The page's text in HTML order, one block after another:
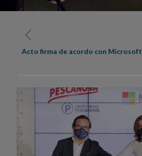
Acto firma de acordo con Microsoft